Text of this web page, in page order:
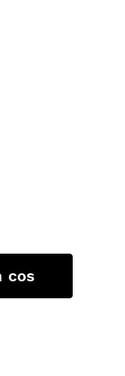
cos